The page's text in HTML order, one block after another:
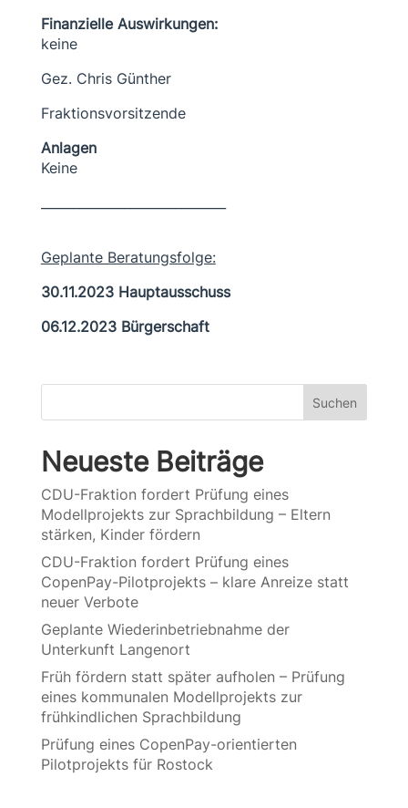
Finanzielle Auswirkungen:
keine
Gez. Chris Günther
Fraktionsvorsitzende
Anlagen
Keine
Geplante Beratungsfolge:
30.11.2023 Hauptausschuss
06.12.2023 Bürgerschaft
Suchen
Neueste Beiträge
CDU-Fraktion fordert Prüfung eines
Modellprojekts zur Sprachbildung – Eltern
stärken, Kinder fördern
CDU-Fraktion fordert Prüfung eines
CopenPay-Pilotprojekts – klare Anreize statt
neuer Verbote
Geplante Wiederinbetriebnahme der
Unterkunft Langenort
Früh fördern statt später aufholen – Prüfung
eines kommunalen Modellprojekts zur
frühkindlichen Sprachbildung
Prüfung eines CopenPay-orientierten
Pilotprojekts für Rostock